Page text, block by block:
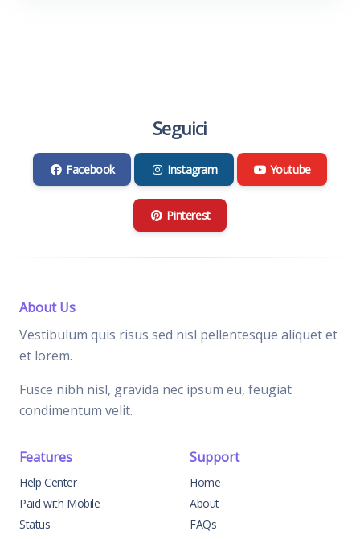
Seguici
Facebook Instagram Youtube
Pinterest
About Us
Vestibulum quis risus sed nisl pellentesque aliquet et
et lorem.
Fusce nibh nisl, gravida nec ipsum eu, feugiat
condimentum velit.
Features
Help Center
Paid with Mobile
Status
Support
Home
About
FAQs